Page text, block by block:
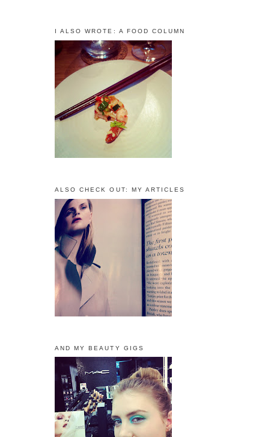
I ALSO WROTE: A FOOD COLUMN
ALSO CHECK OUT: MY ARTICLES
AND MY BEAUTY GIGS